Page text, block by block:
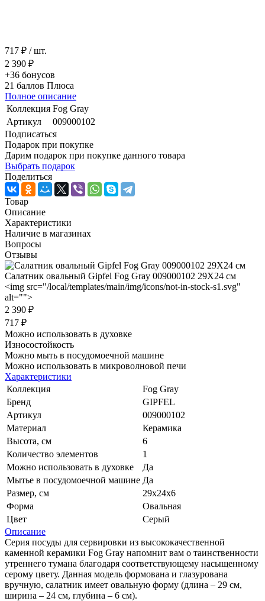
717 ₽ / шт.
2 390 ₽
+36 бонусов
21 баллов Плюса
Полное описание
Коллекция Fog Gray
Артикул
009000102
Подписаться
Подарок при покупке
Дарим подарок при покупке данного товара
Выбрать подарок
Поделиться
Товар
Описание
Характеристики
Наличие в магазинах
Вопросы
Отзывы
Салатник овальный Gipfel Fog Gray 009000102 29Х24 см
<img src="/local/templates/main/img/icons/not-in-stock-s1.svg"
alt="">
2 390 ₽
717 ₽
Можно использовать в духовке
Износостойкость
Можно мыть в посудомоечной машине
Можно использовать в микроволновой печи
Характеристики
Коллекция
Fog Gray
Бренд
GIPFEL
Артикул
009000102
Материал
Керамика
Высота, см
6
Количество элементов
1
Можно использовать в духовке
Да
Мытье в посудомоечной машине Да
Размер, см
29x24x6
Форма
Овальная
Цвет
Серый
Описание
Серия посуды для сервировки из высококачественной
каменной керамики Fog Gray напомнит вам о таинственности
утреннего тумана благодаря соответствующему насыщенному
серому цвету. Данная модель формована и глазурована
вручную, салатник имеет овальную форму (длина – 29 см,
ширина – 24 см, глубина – 6 см).